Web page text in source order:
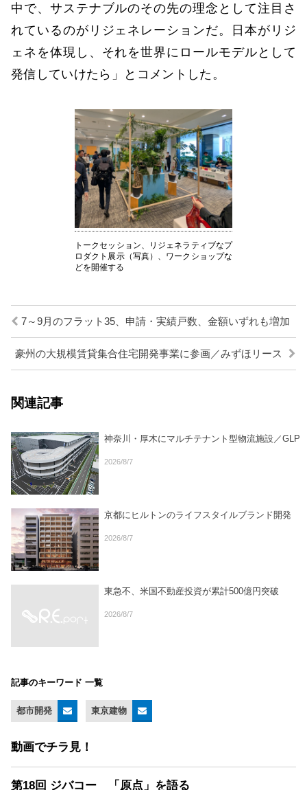
中で、サステナブルのその先の理念として注目さ
れているのがリジェネレーションだ。日本がリジ
ェネを体現し、それを世界にロールモデルとして
発信していけたら」とコメントした。
トークセッション、リジェネラティブなプ
ロダクト展示（写真）、ワークショップな
どを開催する
7～9月のフラット35、申請・実績戸数、金額いずれも増加
豪州の大規模賃貸集合住宅開発事業に参画／みずほリース
関連記事
神奈川・厚木にマルチテナント型物流施設／GLP
2026/8/7
京都にヒルトンのライフスタイルブランド開発
2026/8/7
東急不、米国不動産投資が累計500億円突破
2026/8/7
記事のキーワード 一覧
都市開発 東京建物
動画でチラ見！
第18回 ジバコー 「原点」を語る